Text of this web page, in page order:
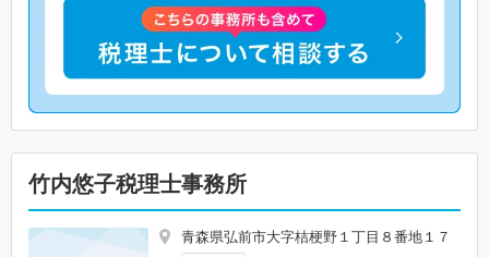
竹内悠子税理士事務所
青森県弘前市大字桔梗野１丁目８番地１７